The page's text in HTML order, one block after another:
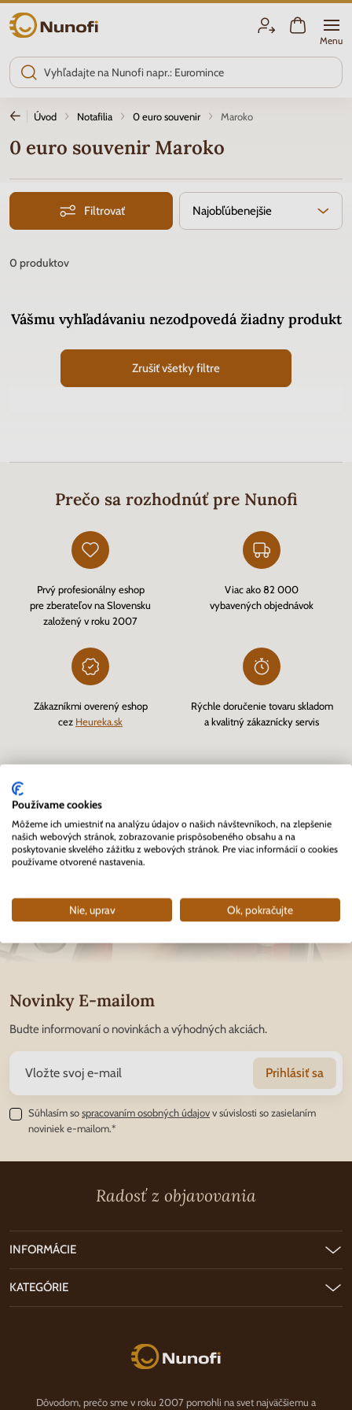
Nunofi.sk
Menu
Úvod Notafilia 0 euro souvenir Maroko
0 euro souvenir Maroko
Filtrovať Najobľúbenejšie
0 produktov
Vášmu vyhľadávaniu nezodpovedá žiadny produkt
Zrušiť všetky filtre
Prečo sa rozhodnúť pre Nunofi
Prvý profesionálny eshop
pre zberateľov na Slovensku
založený v roku 2007
Viac ako 82 000
vybavených objednávok
Zákazníkmi overený eshop
cez Heureka.sk
Rýchle doručenie tovaru skladom
a kvalitný zákaznícky servis
Novinky E-mailom
Budte informovaní o novinkách a výhodných akciách.
Prihlásiť sa
Súhlasím sospracovaním osobných údajovv súvislosti so zasielaním
noviniek e-mailom.*
Radosť z objavovania
Nunofi.sk
Dôvodom, prečo sme v roku 2007 pomohli na svet najväčšiemu a
INFORMÁCIE
KATEGÓRIE
Používame cookies
Môžeme ich umiestniť na analýzu údajov o našich návštevníkoch, na zlepšenie
našich webových stránok, zobrazovanie prispôsobeného obsahu a na
poskytovanie skvelého zážitku z webových stránok. Pre viac informácií o cookies
používame otvorené nastavenia.
Nie, uprav Ok, pokračujte